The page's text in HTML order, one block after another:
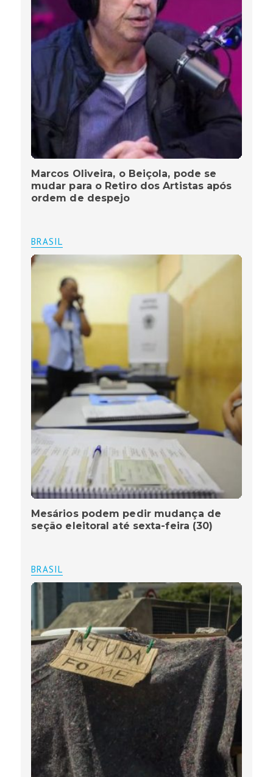
Marcos Oliveira, o Beiçola, pode se
mudar para o Retiro dos Artistas após
ordem de despejo
BRASIL
Mesários podem pedir mudança de
seção eleitoral até sexta-feira (30)
BRASIL